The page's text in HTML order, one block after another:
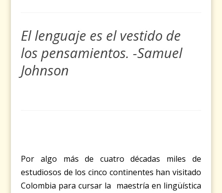
El lenguaje es el vestido de
los pensamientos. -Samuel
Johnson
Por algo más de cuatro décadas miles de
estudiosos de los cinco continentes han visitado
Colombia para cursar la maestría en lingüística